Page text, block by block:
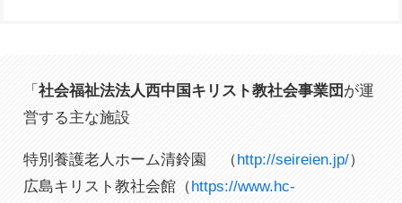
「 社会福祉法法人西中国キリスト教社会事業団 が運
営する主な施設
特別養護老人ホーム清鈴園 （http://seireien.jp/）
広島キリスト教社会館（https://www.hc-